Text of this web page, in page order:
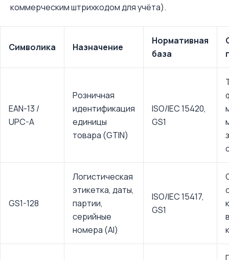
коммерческим штрихкодом для учёта).
Символика Назначение
Нормативная
база
EAN-13 /
UPC-A
Розничная
идентификация
единицы
товара (GTIN)
ISO/IEC 15420,
GS1
GS1-128
Логистическая
этикетка, даты,
партии,
серийные
номера (AI)
ISO/IEC 15417,
GS1